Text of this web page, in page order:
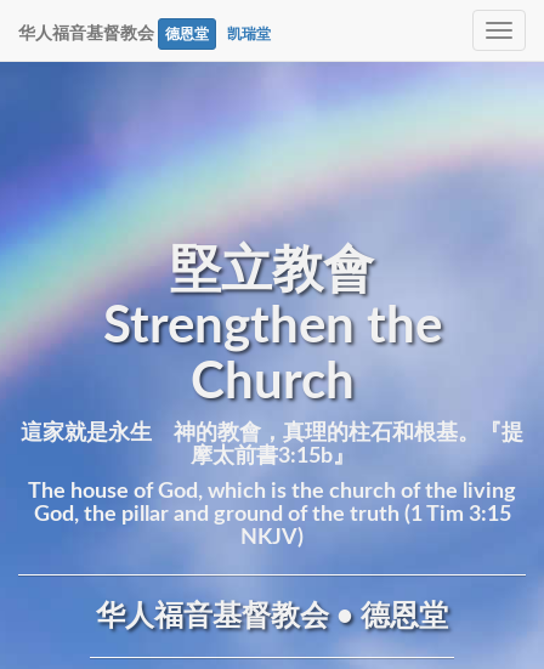
Toggle
华人福音基督教会 德恩堂 凯瑞堂
堅立教會
Strengthen the
Church
這家就是永生 神的教會，真理的柱石和根基。『提
摩太前書3:15b』
The house of God, which is the church of the living
God, the pillar and ground of the truth (1 Tim 3:15
NKJV)
华人福音基督教会 • 德恩堂